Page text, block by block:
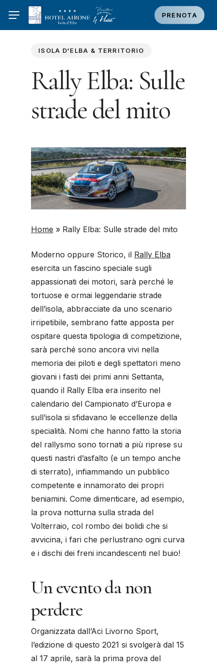
PRENOTA
ISOLA D'ELBA & TERRITORIO
Rally Elba: Sulle
strade del mito
Home » Rally Elba: Sulle strade del mito
Moderno oppure Storico, il Rally Elba
esercita un fascino speciale sugli
appassionati dei motori, sarà perché le
tortuose e ormai leggendarie strade
dell’isola, abbracciate da uno scenario
irripetibile, sembrano fatte apposta per
ospitare questa tipologia di competizione,
sarà perché sono ancora vivi nella
memoria dei piloti e degli spettatori meno
giovani i fasti dei primi anni Settanta,
quando il Rally Elba era inserito nel
calendario del Campionato d’Europa e
sull’isola si sfidavano le eccellenze della
specialità. Nomi che hanno fatto la storia
del rallysmo sono tornati a più riprese su
questi nastri d’asfalto (e un tempo anche
di sterrato), infiammando un pubblico
competente e innamorato dei propri
beniamini. Come dimenticare, ad esempio,
la prova notturna sulla strada del
Volterraio, col rombo dei bolidi che si
avvicina, i fari che perlustrano ogni curva
e i dischi dei freni incandescenti nel buio!
Un evento da non
perdere
Organizzata dall’Aci Livorno Sport,
l’edizione di questo 2021 si svolgerà dal 15
al 17 aprile, sarà la prima prova del